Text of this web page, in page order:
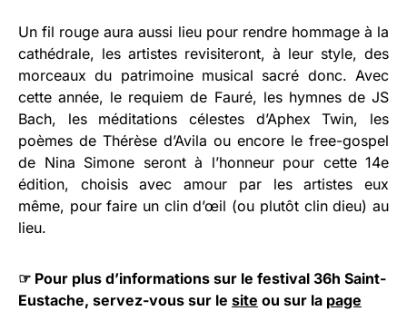
Un fil rouge aura aussi lieu pour rendre hommage à la
cathédrale, les artistes revisiteront, à leur style, des
morceaux du patrimoine musical sacré donc. Avec
cette année, le requiem de Fauré, les hymnes de JS
Bach, les méditations célestes d’Aphex Twin, les
poèmes de Thérèse d’Avila ou encore le free-gospel
de Nina Simone seront à l’honneur pour cette 14e
édition, choisis avec amour par les artistes eux
même, pour faire un clin d’œil (ou plutôt clin dieu) au
lieu.
☞ Pour plus d’informations sur le festival 36h Saint-
Eustache, servez-vous sur le site ou sur la page